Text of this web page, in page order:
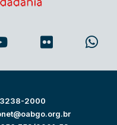
2000